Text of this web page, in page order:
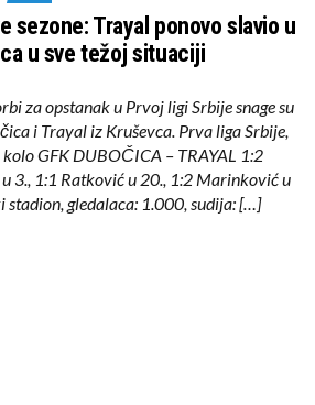
sezone: Trayal ponovo slavio u
u sve težoj situaciji
za opstanak u Prvoj ligi Srbije snage su
i Trayal iz Kruševca. Prva liga Srbije,
GFK DUBOČICA – TRAYAL 1:2
3., 1:1 Ratković u 20., 1:2 Marinković u
stadion, gledalaca: 1.000, sudija: […]